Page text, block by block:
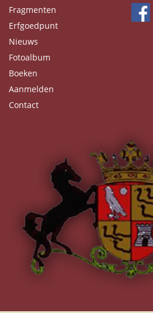
Fragmenten
Erfgoedpunt
Nieuws
Fotoalbum
Boeken
Aanmelden
Contact